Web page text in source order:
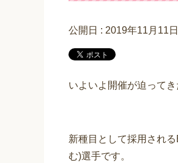
公開日 : 2019年11月11日
いよいよ開催が迫って
新種目として採用される
む)選手です。